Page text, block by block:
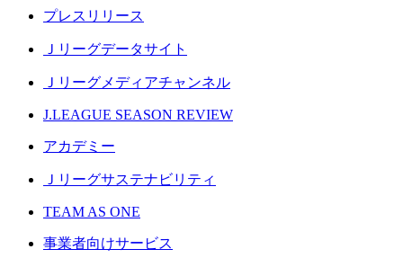
プレスリリース
Ｊリーグデータサイト
Ｊリーグメディアチャンネル
J.LEAGUE SEASON REVIEW
アカデミー
Ｊリーグサステナビリティ
TEAM AS ONE
事業者向けサービス